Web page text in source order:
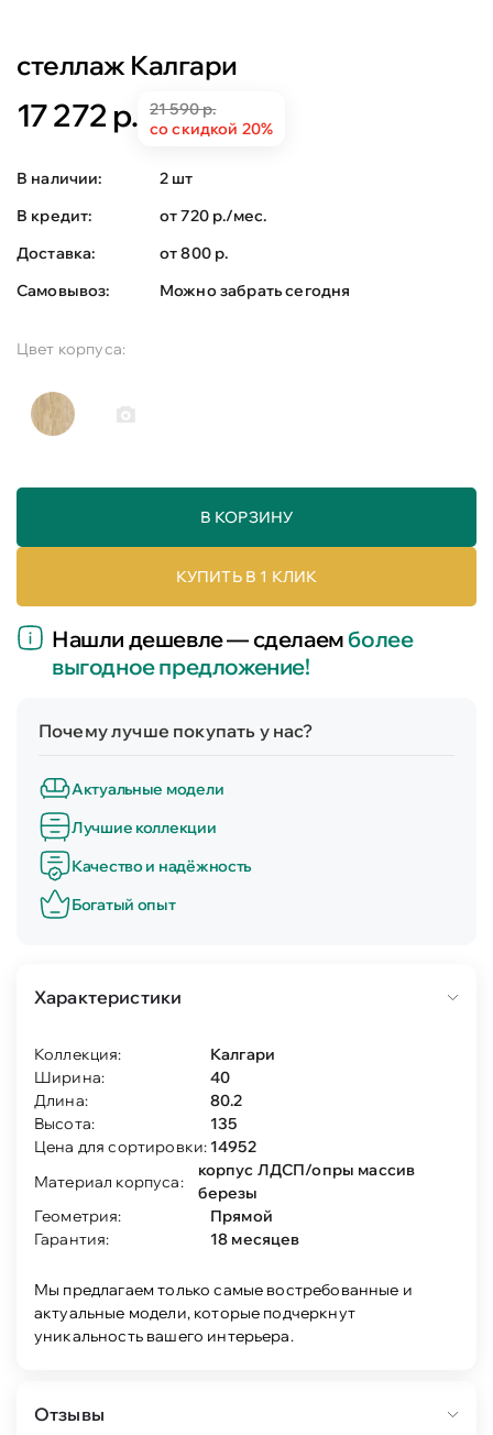
стеллаж Калгари
17 272 р.
21 590 р.
со скидкой 20%
В наличии:
2 шт
В кредит:
от 720 р./мес.
Доставка:
от 800 р.
Самовывоз:
Можно забрать сегодня
Цвет корпуса:
В КОРЗИНУ
КУПИТЬ В 1 КЛИК
Нашли дешевле — сделаемболее
выгодное предложение!
Почему лучше покупать у нас?
Актуальные модели
Лучшие коллекции
Качество и надёжность
Богатый опыт
Характеристики
Коллекция:
Калгари
Ширина:
40
Длина:
80.2
Высота:
135
Цена для сортировки: 14952
Материал корпуса:
корпус ЛДСП/опры массив
березы
Геометрия:
Прямой
Гарантия:
18 месяцев
Мы предлагаем только самые востребованные и
актуальные модели, которые подчеркнут
уникальность вашего интерьера.
Отзывы